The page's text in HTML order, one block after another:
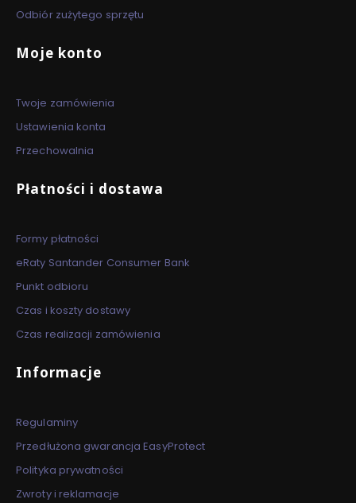
Odbiór zużytego sprzętu
Moje konto
Twoje zamówienia
Ustawienia konta
Przechowalnia
Płatności i dostawa
Formy płatności
eRaty Santander Consumer Bank
Punkt odbioru
Czas i koszty dostawy
Czas realizacji zamówienia
Informacje
Regulaminy
Przedłużona gwarancja EasyProtect
Polityka prywatności
Zwroty i reklamacje